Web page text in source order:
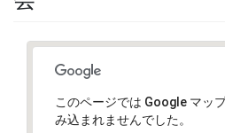
このページでは Google マッ
み込まれませんでした。